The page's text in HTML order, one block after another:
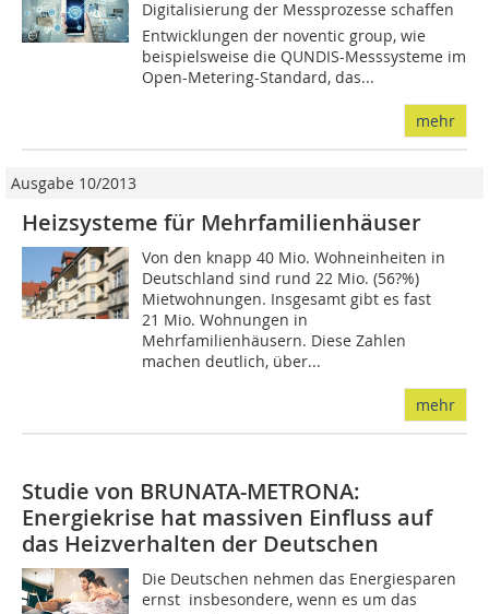
Digitalisierung der Messprozesse schaffen 
Entwicklungen der noventic group, wie
beispielsweise die QUNDIS-Messsysteme im
Open-Metering-Standard, das...
mehr
Ausgabe 10/2013
Heizsysteme für Mehrfamilienhäuser
Von den knapp 40 Mio. Wohneinheiten in
Deutschland sind rund 22 Mio. (56?%)
Mietwohnungen. Insgesamt gibt es fast
21 Mio. Wohnungen in
Mehrfamilienhäusern. Diese Zahlen
machen deutlich, über...
mehr
Studie von BRUNATA-METRONA:
Energiekrise hat massiven Einfluss auf
das Heizverhalten der Deutschen
Die Deutschen nehmen das Energiesparen
ernst  insbesondere, wenn es um das